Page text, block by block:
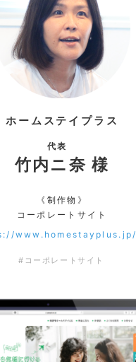
ホームステイプラス
代表
竹内ニ奈 様
《制作物》
コーポレートサイト
www.homestayplus.jp/
#コーポレートサイト